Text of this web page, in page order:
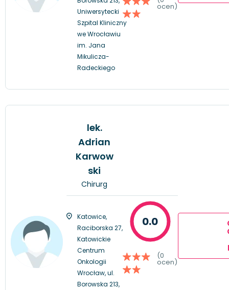
Uniwersytecki
Szpital Kliniczny
we Wrocławiu
im. Jana
Mikulicza-
Radeckiego
ocen)
lek.
Adrian
Karwow
ski
Chirurg
Katowice,
Raciborska 27,
Katowickie
Centrum
Onkologii
Wrocław, ul.
Borowska 213,
0.0
(0
ocen)